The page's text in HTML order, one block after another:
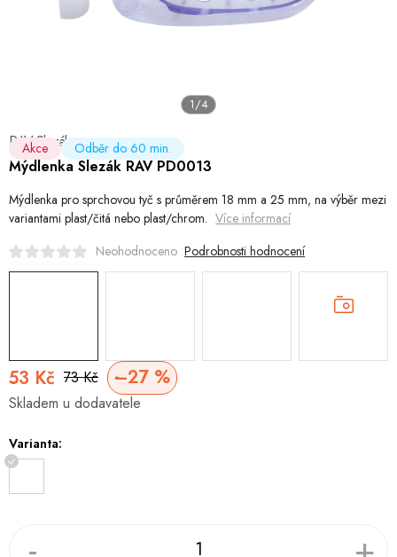
Akční ceny
Půjčovna Kontaktuje nás Obchodní podmínky Vrácení a reklamace
73 Kč –27 %
53 Kč
Měrná
Varianta:
Skladem u dodavatele
RAV Slezák
Mýdlenka Slezák RAV PD0013
Mýdlenka pro sprchovou tyč s průměrem 18 mm a 25 mm, na výběr mezi
variantami plast/čitá nebo plast/chrom. Více informací
Akce Odběr do 60 min.
Neohodnoceno Podrobnosti hodnocení
1/4